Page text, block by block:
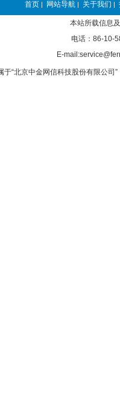
首页 | 网站导航 | 关于我们 |
本站所载信息
电话：86-10-
E-
于“北京中金网信科技股份有限公司